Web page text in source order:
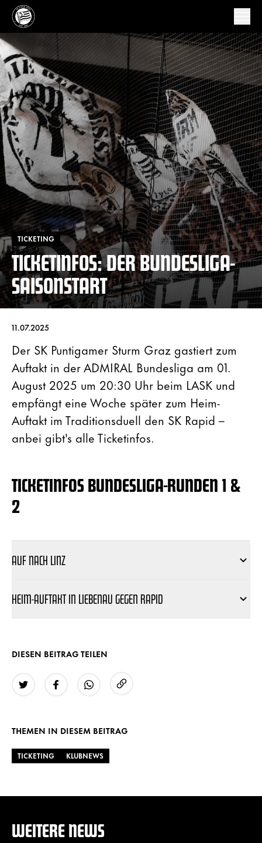
TICKETING
TICKETINFOS: DER BUNDESLIGA-
SAISONSTART
11.07.2025
Der SK Puntigamer Sturm Graz gastiert zum
Auftakt in der ADMIRAL Bundesliga am 01.
August 2025 um 20:30 Uhr beim LASK und
empfängt eine Woche später zum Heim-
Auftakt im Traditionsduell den SK Rapid –
anbei gibt's alle Ticketinfos.
TICKETINFOS BUNDESLIGA-RUNDEN 1 &
2
AUF NACH LINZ
HEIM-AUFTAKT IN LIEBENAU GEGEN RAPID
DIESEN BEITRAG TEILEN
THEMEN IN DIESEM BEITRAG
TICKETING KLUBNEWS
WEITERE NEWS